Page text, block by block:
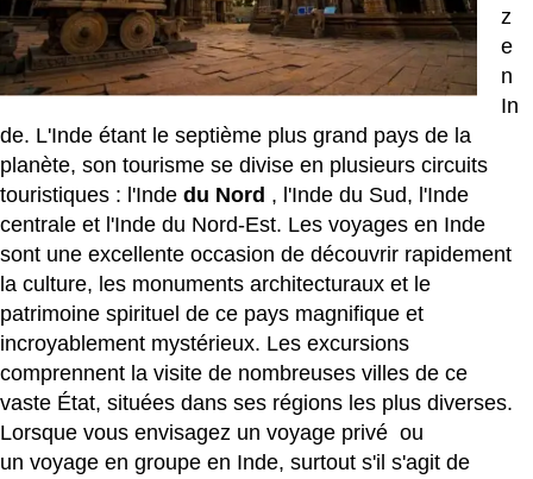
z
e
n
In
de. L'Inde étant le septième plus grand pays de la
planète, son tourisme se divise en plusieurs circuits
touristiques : l'Inde du Nord , l'Inde du Sud, l'Inde
centrale et l'Inde du Nord-Est. Les voyages en Inde
sont une excellente occasion de découvrir rapidement
la culture, les monuments architecturaux et le
patrimoine spirituel de ce pays magnifique et
incroyablement mystérieux. Les excursions
comprennent la visite de nombreuses villes de ce
vaste État, situées dans ses régions les plus diverses.
Lorsque vous envisagez un voyage privé ou
un voyage en groupe en Inde, surtout s'il s'agit de